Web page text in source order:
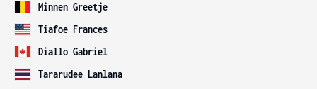
Minnen Greetje
Tiafoe Frances
Diallo Gabriel
Tararudee Lanlana